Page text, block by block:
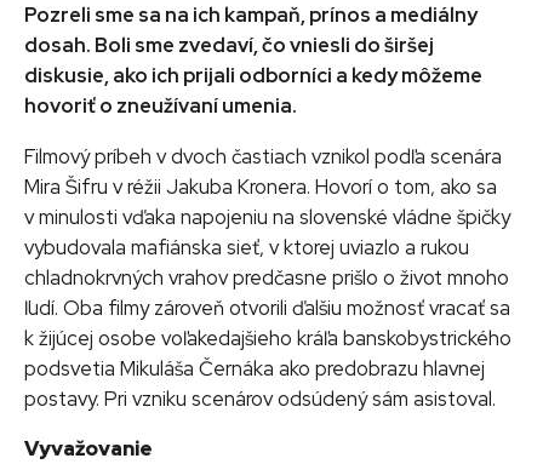
Pozreli sme sa na ich kampaň, prínos a mediálny
dosah. Boli sme zvedaví, čo vniesli do širšej
diskusie, ako ich prijali odborníci a kedy môžeme
hovoriť o zneužívaní umenia.
Filmový príbeh v dvoch častiach vznikol podľa scenára
Mira Šifru v réžii Jakuba Kronera. Hovorí o tom, ako sa
v minulosti vďaka napojeniu na slovenské vládne špičky
vybudovala mafiánska sieť, v ktorej uviazlo a rukou
chladnokrvných vrahov predčasne prišlo o život mnoho
ľudí. Oba filmy zároveň otvorili ďalšiu možnosť vracať sa
k žijúcej osobe voľakedajšieho kráľa banskobystrického
podsvetia Mikuláša Černáka ako predobrazu hlavnej
postavy. Pri vzniku scenárov odsúdený sám asistoval.
Vyvažovanie